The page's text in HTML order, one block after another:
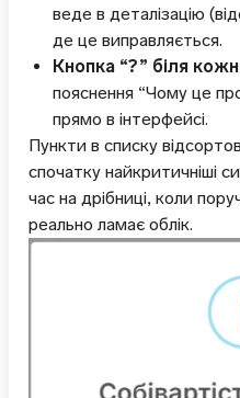
веде в деталізацію
де це виправляється.
Кнопка “?” біля
пояснення “Чому це
прямо в інтерфейсі.
Пункти в списку
спочатку найкритичніші
час на дрібниці, коли
реально ламає облік.